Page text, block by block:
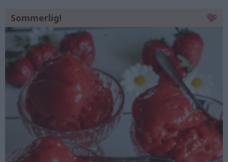
Sommerlig!